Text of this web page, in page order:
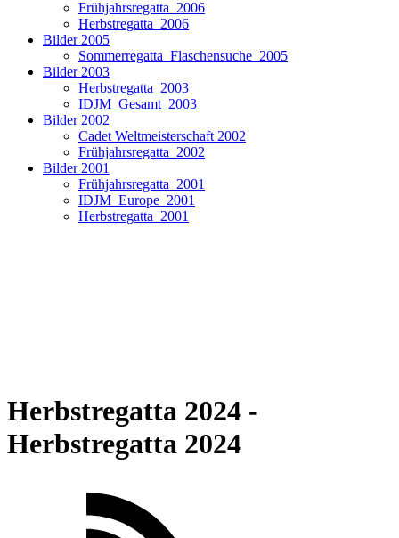
Frühjahrsregatta_2006
Herbstregatta_2006
Bilder 2005
Sommerregatta_Flaschensuche_2005
Bilder 2003
Herbstregatta_2003
IDJM_Gesamt_2003
Bilder 2002
Cadet Weltmeisterschaft 2002
Frühjahrsregatta_2002
Bilder 2001
Frühjahrsregatta_2001
IDJM_Europe_2001
Herbstregatta_2001
Herbstregatta 2024 -
Herbstregatta 2024